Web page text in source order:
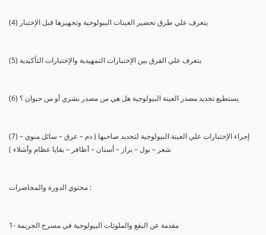
(4) يتعرف علي طرق تحضير العينات البيولوجية وتجهيزها قبل الإختبار
(5) يتعرف علي الفرق بين الإختبارات التمهيدية والإختبارات التأكيدية
(6) يستطيع تحديد مصدر العينة البيولوجية هل هي من مصدر بشري أو من حيوان ؟
(7) إجراء الإختبارات علي العينة البيولوجية لتحديد صاحبها ( دم – عرق – سائل منوي –
شعر – بول – براز – أسنان – أظافر – بقايا عظام وأشلاء )
محتوي الدورة والمحاضرات :
1- مقدمة عن البقع والملوثات البيولوجية في مسرح الجريمة